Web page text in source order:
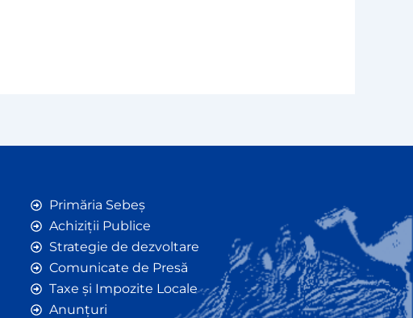
Primăria Sebeș
Achiziții Publice
Strategie de dezvoltare
Comunicate de Presă
Taxe și Impozite Locale
Anunțuri